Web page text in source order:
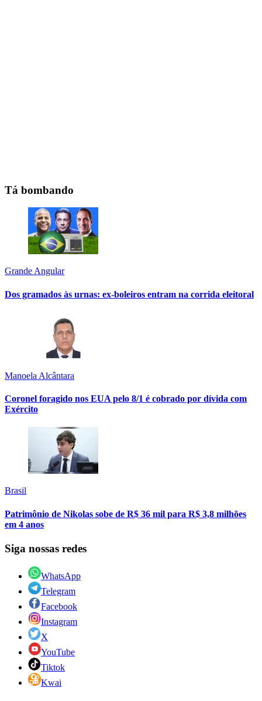
Tá bombando
Grande Angular
Dos gramados às urnas: ex-boleiros entram na corrida eleitoral
Manoela Alcântara
Coronel foragido nos EUA pelo 8/1 é cobrado por dívida com
Exército
Brasil
Patrimônio de Nikolas sobe de R$ 36 mil para R$ 3,8 milhões
em 4 anos
Siga nossas redes
WhatsApp
Telegram
Facebook
Instagram
X
YouTube
Tiktok
Kwai